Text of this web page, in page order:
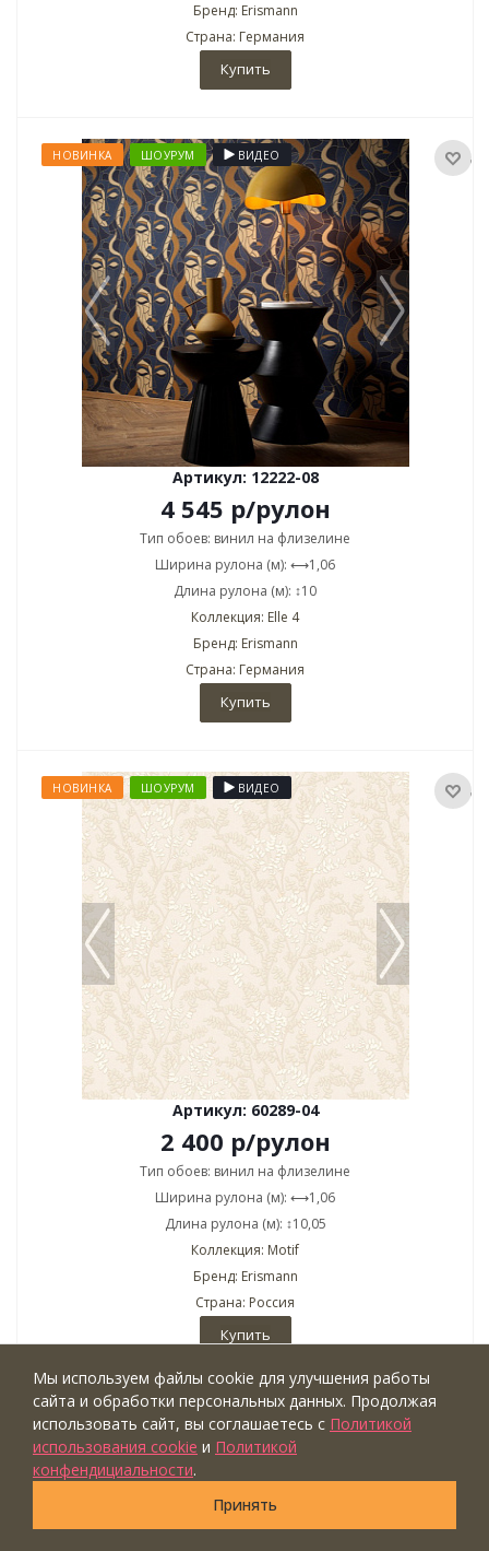
Бренд: Erismann
Страна: Германия
Купить
НОВИНКА ШОУРУМ ВИДЕО
Артикул: 12222-08
4 545 р/рулон
Тип обоев: винил на флизелине
Ширина рулона (м): ⟷1,06
Длина рулона (м): ↕10
Коллекция: Elle 4
Бренд: Erismann
Страна: Германия
Купить
НОВИНКА ШОУРУМ ВИДЕО
Артикул: 60289-04
2 400 р/рулон
Тип обоев: винил на флизелине
Ширина рулона (м): ⟷1,06
Длина рулона (м): ↕10,05
Коллекция: Motif
Бренд: Erismann
Страна: Россия
Купить
НОВИНКА ШОУРУМ ВИДЕО
Мы используем файлы cookie для улучшения работы
сайта и обработки персональных данных. Продолжая
использовать сайт, вы соглашаетесь с Политикой
использования cookie и Политикой
конфендициальности.
Принять